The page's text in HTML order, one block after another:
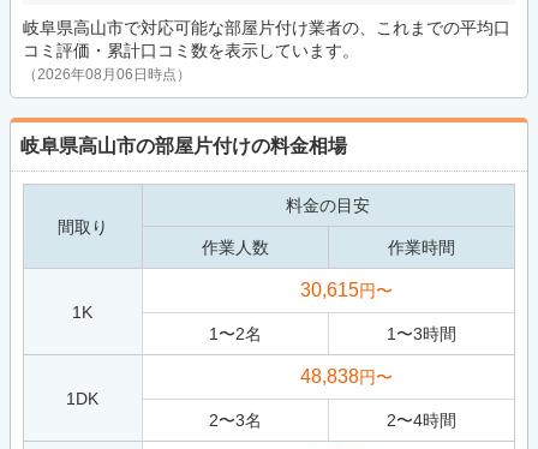
岐阜県高山市で対応可能な部屋片付け業者の、これまでの平均口
コミ評価・累計口コミ数を表示しています。
（2026年08月06日時点）
岐阜県高山市の部屋片付けの料金相場
間取り
料金の目安
作業人数 作業時間
1K
30,615円〜
1〜2名 1〜3時間
1DK
48,838円〜
2〜3名 2〜4時間